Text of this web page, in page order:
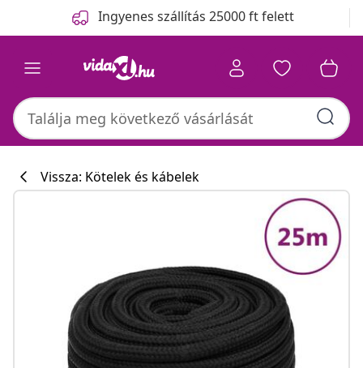
Ingyenes szállítás 25000 ft felett
Vissza: Kötelek és kábelek